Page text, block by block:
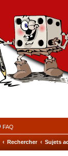
FAQ
Rechercher Sujets